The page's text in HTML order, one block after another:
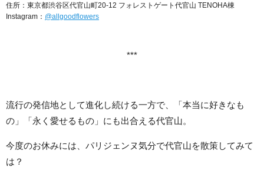
住所：東京都渋谷区代官山町20-12 フォレストゲート代官山 TENOHA棟
Instagram： @allgoodflowers
***
流行の発信地として進化し続ける一方で、「本当に好きなも
の」「永く愛せるもの」にも出合える代官山。
今度のお休みには、パリジェンヌ気分で代官山を散策してみて
は？